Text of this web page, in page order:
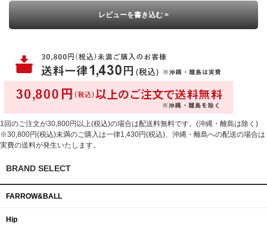
レビューを書き込む >
1回のご注文が30,800円以上(税込)の場合は配送料無料です。(沖縄・離島は除く)
※30,800円(税込)未満のご購入は一律1,430円(税込)、沖縄・離島への配送の場合は
実費の送料が発生いたします。
BRAND SELECT
FARROW&BALL
Hip